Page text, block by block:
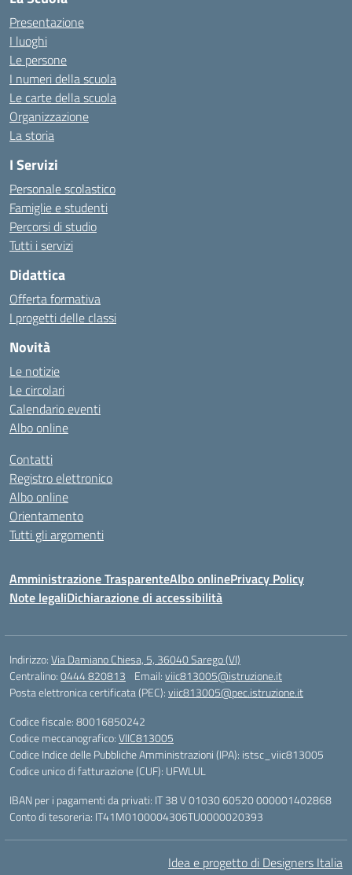
Presentazione
I luoghi
Le persone
I numeri della scuola
Le carte della scuola
Organizzazione
La storia
I Servizi
Personale scolastico
Famiglie e studenti
Percorsi di studio
Tutti i servizi
Didattica
Offerta formativa
I progetti delle classi
Novità
Le notizie
Le circolari
Calendario eventi
Albo online
Contatti
Registro elettronico
Albo online
Orientamento
Tutti gli argomenti
Amministrazione TrasparenteAlbo onlinePrivacy Policy
Note legaliDichiarazione di accessibilità
Indirizzo:Via Damiano Chiesa, 5, 36040 Sarego (VI)
Centralino:0444 820813 Email:viic813005@istruzione.it
Posta elettronica certificata (PEC):viic813005@pec.istruzione.it
Codice fiscale: 80016850242
Codice meccanografico:VIIC813005
Codice Indice delle Pubbliche Amministrazioni (IPA): istsc_viic813005
Codice unico di fatturazione (CUF): UFWLUL
IBAN per i pagamenti da privati: IT 38 V 01030 60520 000001402868
Conto di tesoreria: IT41M0100004306TU0000020393
Idea e progetto di Designers Italia